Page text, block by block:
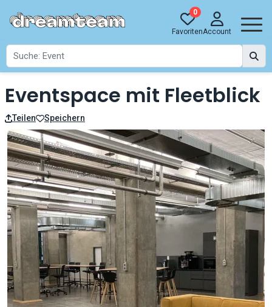
0
FavoritenAccount
Eventspace mit Fleetblick
Teilen Speichern